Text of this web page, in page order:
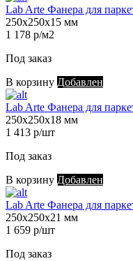
Lab Arte Фанера для
250х250х15 мм
1 178 р/м2
Под заказ
В корзину Добавлен
Lab Arte Фанера для
250х250х18 мм
1 413 р/шт
Под заказ
В корзину Добавлен
Lab Arte Фанера для
250х250х21 мм
1 659 р/шт
Под заказ